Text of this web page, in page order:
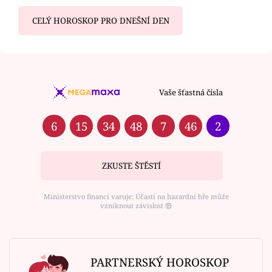
CELÝ HOROSKOP PRO DNEŠNÍ DEN
Vaše šťastná čísla
6 15 34 48 7 46 2
ZKUSTE ŠTĚSTÍ
Ministerstvo financí varuje: Účastí na hazardní hře může
vzniknout závislost ⑱
PARTNERSKÝ HOROSKOP